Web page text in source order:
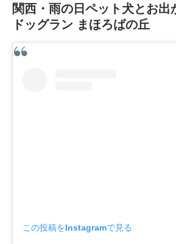
関西・雨の日ペット犬とお出
ドッグラン まほろばの丘
この投稿をInstagramで見る